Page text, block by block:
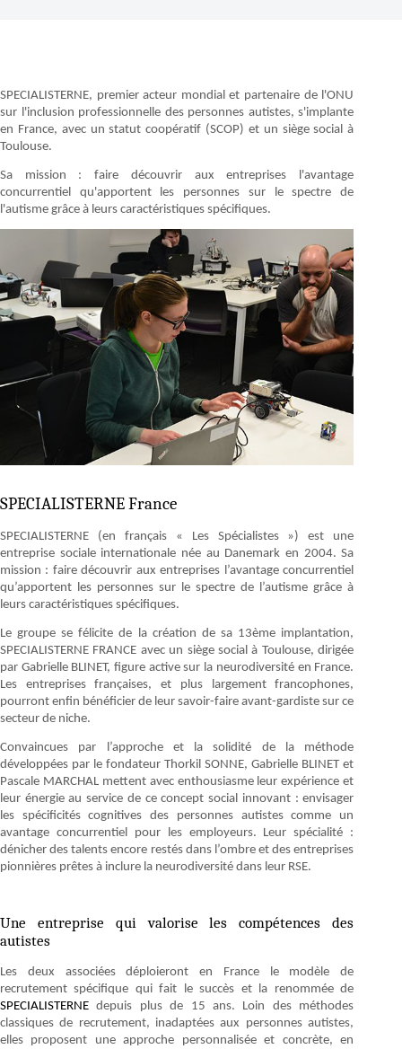
SPECIALISTERNE, premier acteur mondial et partenaire de l'ONU
sur l'inclusion professionnelle des personnes autistes, s'implante
en France, avec un statut coopératif (SCOP) et un siège social à
Toulouse.
Sa mission : faire découvrir aux entreprises l'avantage
concurrentiel qu'apportent les personnes sur le spectre de
l'autisme grâce à leurs caractéristiques spécifiques.
SPECIALISTERNE France
SPECIALISTERNE (en français « Les Spécialistes ») est une
entreprise sociale internationale née au Danemark en 2004. Sa
mission : faire découvrir aux entreprises l’avantage concurrentiel
qu’apportent les personnes sur le spectre de l’autisme grâce à
leurs caractéristiques spécifiques.
Le groupe se félicite de la création de sa 13ème implantation,
SPECIALISTERNE FRANCE avec un siège social à Toulouse, dirigée
par Gabrielle BLINET, figure active sur la neurodiversité en France.
Les entreprises françaises, et plus largement francophones,
pourront enfin bénéficier de leur savoir-faire avant-gardiste sur ce
secteur de niche.
Convaincues par l’approche et la solidité de la méthode
développées par le fondateur Thorkil SONNE, Gabrielle BLINET et
Pascale MARCHAL mettent avec enthousiasme leur expérience et
leur énergie au service de ce concept social innovant : envisager
les spécificités cognitives des personnes autistes comme un
avantage concurrentiel pour les employeurs. Leur spécialité :
dénicher des talents encore restés dans l’ombre et des entreprises
pionnières prêtes à inclure la neurodiversité dans leur RSE.
Une entreprise qui valorise les compétences des
autistes
Les deux associées déploieront en France le modèle de
recrutement spécifique qui fait le succès et la renommée de
SPECIALISTERNE depuis plus de 15 ans. Loin des méthodes
classiques de recrutement, inadaptées aux personnes autistes,
elles proposent une approche personnalisée et concrète, en